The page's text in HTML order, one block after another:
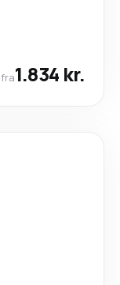
fra1.834 kr.